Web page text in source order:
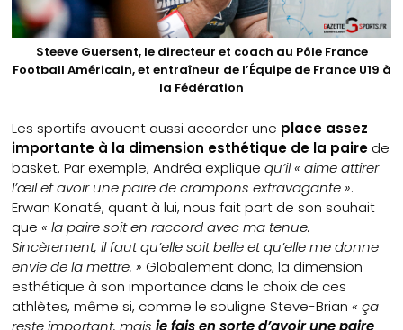
Steeve Guersent, le directeur et coach au Pôle France
Football Américain, et entraîneur de l’Équipe de France U19 à
la Fédération
Les sportifs avouent aussi accorder une place assez
importante à la dimension esthétique de la paire de
basket. Par exemple, Andréa explique qu’il « aime attirer
l’œil et avoir une paire de crampons extravagante ».
Erwan Konaté, quant à lui, nous fait part de son souhait
que « la paire soit en raccord avec ma tenue.
Sincèrement, il faut qu’elle soit belle et qu’elle me donne
envie de la mettre. » Globalement donc, la dimension
esthétique à son importance dans le choix de ces
athlètes, même si, comme le souligne Steve-Brian« ça